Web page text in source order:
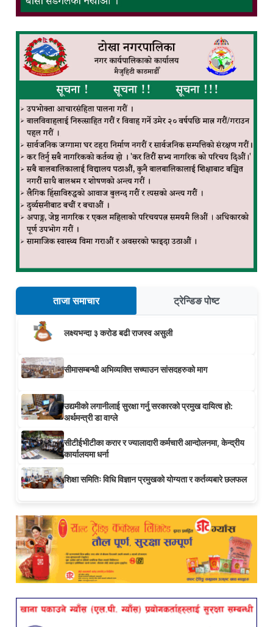
ताजा समाचार ट्रेन्डिङ पोष्ट
लक्ष्यभन्दा ३ करोड बढी राजस्व असुली
सीमासम्बन्धी अभिव्यक्ति सच्याउन सांसदहरुको माग
उद्यमीको लगानीलाई सुरक्षा गर्नु सरकारको प्रमुख दायित्व हो:
अर्थमन्त्री डा वाग्ले
सीटीईभीटीका करार र ज्यालादारी कर्मचारी आन्दोलनमा, केन्द्रीय
कार्यालयमा धर्ना
शिक्षा समितिः विधि विज्ञान प्रमुखको योग्यता र कर्तव्यबारे छलफल